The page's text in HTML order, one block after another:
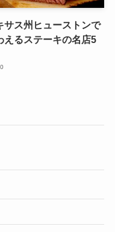
サス州ヒューストンで
えるステーキの名店5